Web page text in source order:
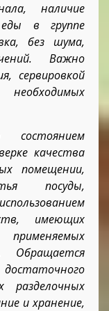
наличие
в группе
без шума,
Важно
сервировкой
качества
помещении,
посуды,
имеющих
Обращается
разделочных
и хранение,